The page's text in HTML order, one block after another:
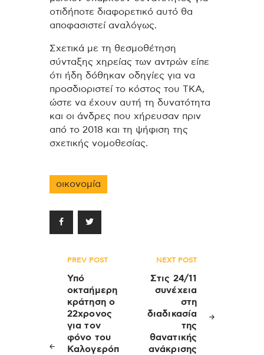
οτιδήποτε διαφορετικό αυτό θα
αποφασιστεί αναλόγως.
Σχετικά με τη θεσμοθέτηση
σύνταξης χηρείας των αντρών είπε
ότι ήδη δόθηκαν οδηγίες για να
προσδιοριστεί το κόστος του ΤΚΑ,
ώστε να έχουν αυτή τη δυνατότητα
και οι άνδρες που χήρευσαν πριν
από το 2018 και τη ψήφιση της
σχετικής νομοθεσίας.
οικονομία
Πλοήγηση
άρθρων
PREV POST
Υπό
οκταήμερη
κράτηση ο
22χρονος
για τον
φόνο του
Καλογερόπ
NEXT POST
Στις 24/11
συνέχεια
στη
διαδικασία
της
θανατικής
ανάκρισης